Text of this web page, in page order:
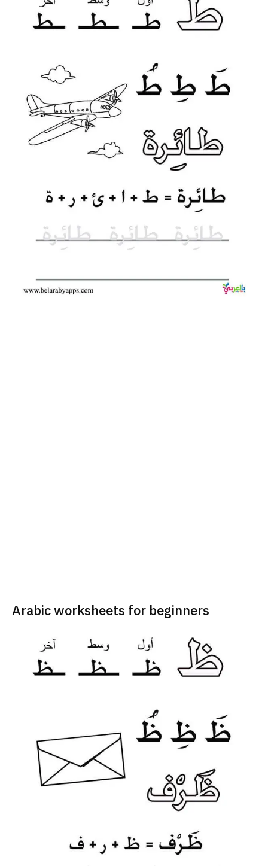
Arabic worksheets for beginners